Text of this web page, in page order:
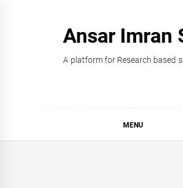
Ansar Imran
A platform for Research based
MENU